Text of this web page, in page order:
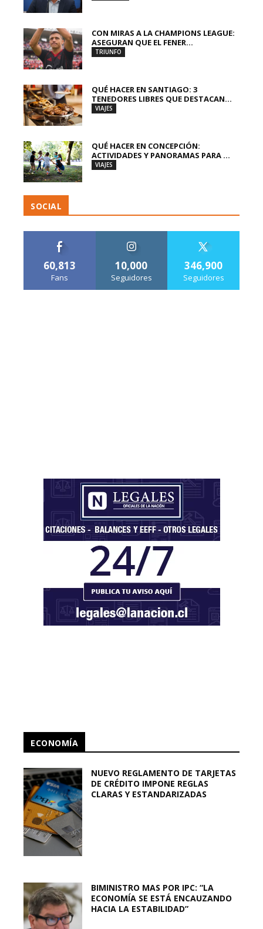
CON MIRAS A LA CHAMPIONS LEAGUE:
ASEGURAN QUE EL FENER...
TRIUNFO
QUÉ HACER EN SANTIAGO: 3
TENEDORES LIBRES QUE DESTACAN...
VIAJES
QUÉ HACER EN CONCEPCIÓN:
ACTIVIDADES Y PANORAMAS PARA ...
VIAJES
SOCIAL
60,813
Fans
10,000
Seguidores
346,900
Seguidores
ECONOMÍA
NUEVO REGLAMENTO DE TARJETAS
DE CRÉDITO IMPONE REGLAS
CLARAS Y ESTANDARIZADAS
BIMINISTRO MAS POR IPC: “LA
ECONOMÍA SE ESTÁ ENCAUZANDO
HACIA LA ESTABILIDAD”